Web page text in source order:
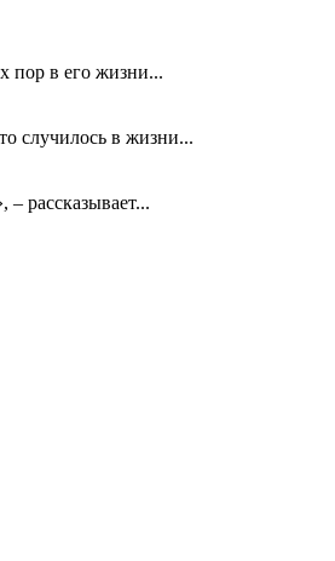
пор в его жизни...
случилось в жизни...
рассказывает...